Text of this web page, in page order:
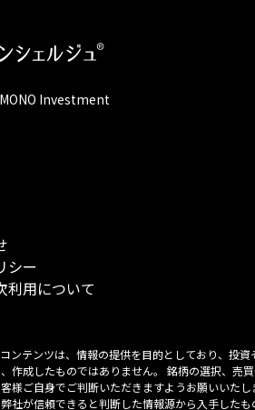
Investment
シー
利用について
ンテンツは、情報の提供を目的としており、投資
作成したものではありません。 銘柄の選択、売
様ご自身でご判断いただきますようお願いいたし
社が信頼できると判断した情報源から入手したも